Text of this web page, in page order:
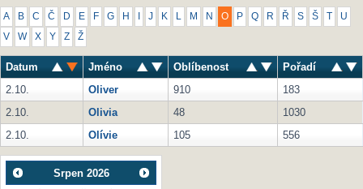
A B C Č D E F G H J K M N O P Q R Ř S Š U
V W X Y Z Ž
Datum Jméno Oblíbenost
Pořadí
2.10.
Oliver 910
183
2.10.
Olivia 48
1030
2.10.
Olívie 105 556
Srpen 2026